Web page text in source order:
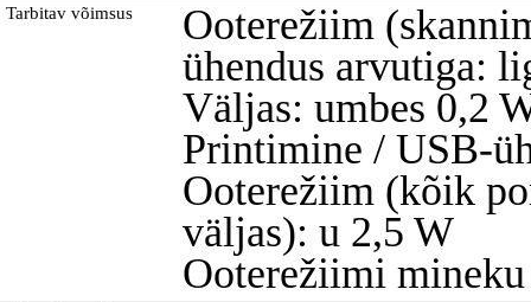
Tarbitav võimsus
Ooterežiim
ühendus arvutiga:
Väljas: umbes 0,2
Printimine / USB-
Ooterežiim (kõik
väljas): u 2,5 W
Ooterežiimi